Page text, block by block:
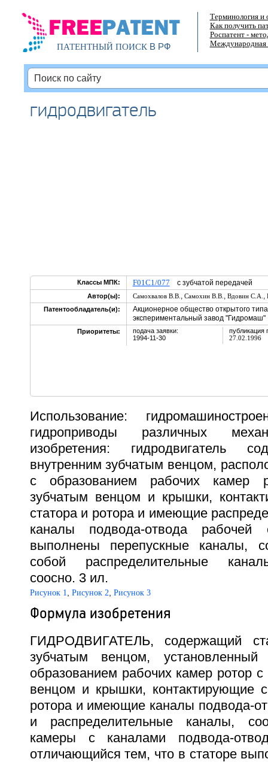
ПАТЕНТНЫЙ ПОИСКВ РФ
Терминология и
Как получить
Роспатент -
Международная
гидродвигатель
Классы МПК: F01C1/077 с зубчатой передачей
Автор(ы): Самохвалов В.В. , Самохин В.В. , Вдовин С.А. ,
Патентообладатель(и):
Акционерное общество открытого
экспериментальный завод "Гидромаш"
Приоритеты:
подача заявки:
1994-11-30
публикация
27.02.1996
Использование:
гидроприводы различных
изобретения: гидродвигатель
внутренним зубчатым венцом,
с образованием рабочих камер
зубчатым венцом и крышки,
статора и ротора и имеющие
каналы подвода-отвода
выполнены перепускные каналы,
собой распределительные
соосно. 3 ил.
Рисунок 1 Рисунок 2 Рисунок 3
Формула изобретения
ГИДРОДВИГАТЕЛЬ, содержащий
зубчатым венцом,
образованием рабочих камер ротор
венцом и крышки, контактирующие
ротора и имеющие каналы подвода-
и распределительные каналы,
камеры с каналами подвода-
отличающийся тем, что в статоре